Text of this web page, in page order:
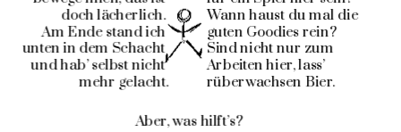
doch lächerlich.
Am Ende stand ich
unten in dem Schacht
und hab’ selbst nicht
mehr gelacht.
Wann haust du mal die
guten Goodies rein?
Sind nicht nur zum
Arbeiten hier, lass’
rüberwachsen Bier.
Aber, was hilft’s?